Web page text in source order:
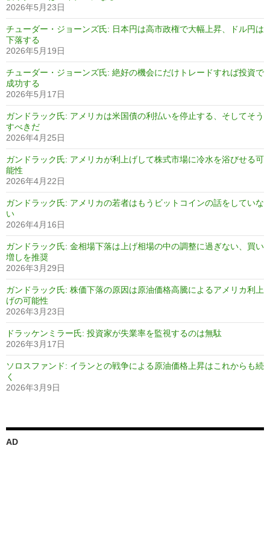
2026年5月23日
チューダー・ジョーンズ氏: 日本円は高市政権で大幅上昇、ドル円は
下落する
2026年5月19日
チューダー・ジョーンズ氏: 絶好の機会にだけトレードすれば投資で
成功する
2026年5月17日
ガンドラック氏: アメリカは米国債の利払いを停止する、そしてそう
すべきだ
2026年4月25日
ガンドラック氏: アメリカが利上げして株式市場に冷水を浴びせる可
能性
2026年4月22日
ガンドラック氏: アメリカの若者はもうビットコインの話をしていな
い
2026年4月16日
ガンドラック氏: 金相場下落は上げ相場の中の調整に過ぎない、買い
増しを推奨
2026年3月29日
ガンドラック氏: 株価下落の原因は原油価格高騰によるアメリカ利上
げの可能性
2026年3月23日
ドラッケンミラー氏: 投資家が失業率を監視するのは無駄
2026年3月17日
ソロスファンド: イランとの戦争による原油価格上昇はこれからも続
く
2026年3月9日
AD